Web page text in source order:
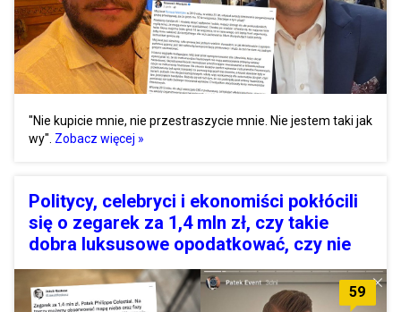
"Nie kupicie mnie, nie przestraszycie mnie. Nie jestem taki jak
wy". Zobacz więcej »
Politycy, celebryci i ekonomiści pokłócili
się o zegarek za 1,4 mln zł, czy takie
dobra luksusowe opodatkować, czy nie
59